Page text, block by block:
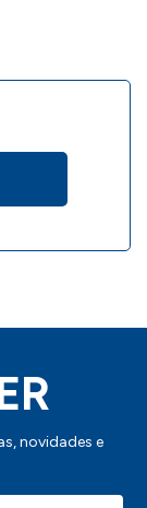
novidades e